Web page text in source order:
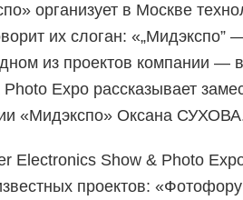
организует в Москве
их слоган: «„Мидэкспо”
из проектов компании —
Expo рассказывает
«Мидэкспо» Оксана
Electronics Show & Photo
проектов: